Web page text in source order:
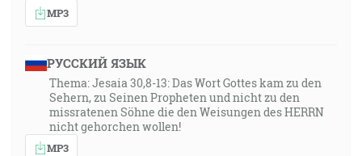
MP3
РУССКИЙ ЯЗЫК
Thema: Jesaia 30,8-13: Das Wort Gottes kam zu den
Sehern, zu Seinen Propheten und nicht zu den
missratenen Söhne die den Weisungen des HERRN
nicht gehorchen wollen!
MP3